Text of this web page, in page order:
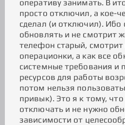
оперативу занимать. В
просто отключил, а кое-
сделал (и отключил). Ибо
обновлять и не смотрит
телефон старый, смотрит
операционки, а как все
системные требования и
ресурсов для работы
потом нельзя
привык). Это я к тому,
отключать и не нужно
зависимости от